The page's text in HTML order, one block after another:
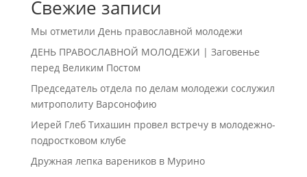
Свежие записи
Мы отметили День православной молодежи
ДЕНЬ ПРАВОСЛАВНОЙ МОЛОДЕЖИ | Заговенье
перед Великим Постом
Председатель отдела по делам молодежи сослужил
митрополиту Варсонофию
Иерей Глеб Тихашин провел встречу в молодежно-
подростковом клубе
Дружная лепка вареников в Мурино